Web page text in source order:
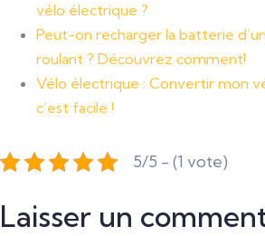
vélo électrique ?
Peut-on recharger la batterie
roulant ? Découvrez comment!
Vélo électrique : Convertir mon
c’est facile !
5/5 - (1 vote)
Laisser un